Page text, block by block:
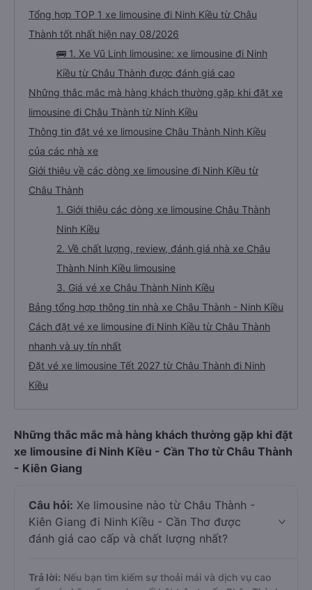
Tổng hợp TOP 1 xe limousine đi Ninh Kiều từ Châu
Thành tốt nhất hiện nay 08/2026
🚌 1. Xe Vũ Linh limousine: xe limousine đi Ninh
Kiều từ Châu Thành được đánh giá cao
Những thắc mắc mà hàng khách thường gặp khi đặt xe
limousine đi Châu Thành từ Ninh Kiều
Thông tin đặt vé xe limousine Châu Thành Ninh Kiều
của các nhà xe
Giới thiệu về các dòng xe limousine đi Ninh Kiều từ
Châu Thành
1. Giới thiệu các dòng xe limousine Châu Thành
Ninh Kiều
2. Về chất lượng, review, đánh giá nhà xe Châu
Thành Ninh Kiều limousine
3. Giá vé xe Châu Thành Ninh Kiều
Bảng tổng hợp thông tin nhà xe Châu Thành - Ninh Kiều
Cách đặt vé xe limousine đi Ninh Kiều từ Châu Thành
nhanh và uy tín nhất
Đặt vé xe limousine Tết 2027 từ Châu Thành đi Ninh
Kiều
Những thắc mắc mà hàng khách thường gặp khi đặt
xe limousine đi Ninh Kiều - Cần Thơ từ Châu Thành
- Kiên Giang
Câu hỏi: Xe limousine nào từ Châu Thành -
Kiên Giang đi Ninh Kiều - Cần Thơ được
đánh giá cao cấp và chất lượng nhất?
Trả lời: Nếu bạn tìm kiếm sự thoải mái và dịch vụ cao